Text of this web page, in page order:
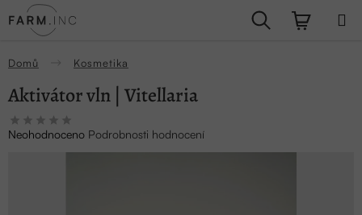
na
Hledat
Domů Kosmetika
Aktivátor vln | Vitellaria
Průměrné
hodnocení
Neohodnoceno Podrobnosti hodnocení